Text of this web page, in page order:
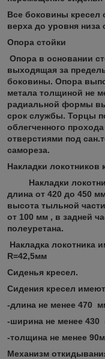
Все боковины
верха до уровня низа
Опора стойки
Опора в основании
выходящая за
боковины. Опора
метала толщиной не
радиальной формы
срок службы. Торцы
облегченного
отверстиями под
самореза.
Накладки локотников
Накладки
длина от 420 до 450
высота тыльной
от 100 мм , в задней
полеуретана.
Накладка локотника
R=42,5мм
Сиденья кресел.
Сидения кресел
-длина не менее 470
-ширина не менее 430
-толщина не менее
Механизм